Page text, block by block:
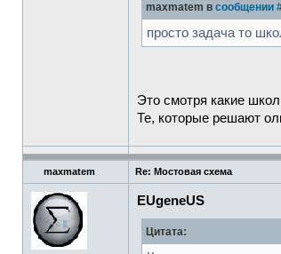
maxmatem в сообщении
просто задача то
Это смотря какие
Те, которые решают
maxmatem Re: Мостовая схема
EUgeneUS
Цитата: